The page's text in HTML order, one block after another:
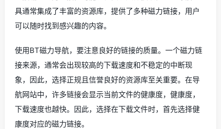
具通常集成了丰富的资源库，提供了多种磁力链接，用户
可以随时找到感兴趣的内容。
使用BT磁力导航，要注意良好的链接的质量。一个磁力链
接来源，通常会出现较高的下载速度和不稳定的中断现
象，因此，选择正规且信誉良好的资源库至关重要。在导
航网站中，许多链接会显示当前文件的健康度，健康度，
下载速度也越快。因此，选择在下载文件时，首先选择健
康度对应的磁力链接。